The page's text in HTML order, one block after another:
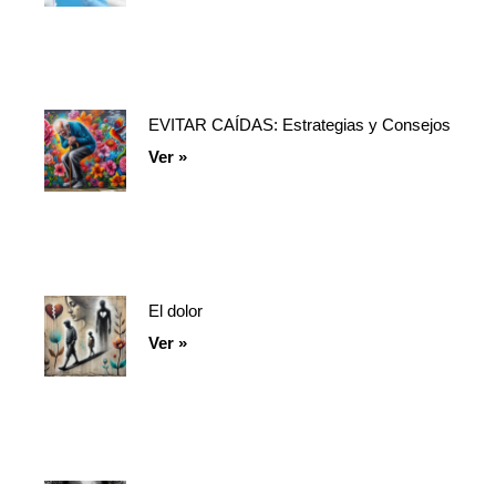
EVITAR CAÍDAS: Estrategias y Consejos
Ver »
El dolor
Ver »